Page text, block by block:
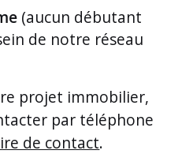
(aucun débutant
de notre réseau
projet immobilier,
par téléphone
de contact.